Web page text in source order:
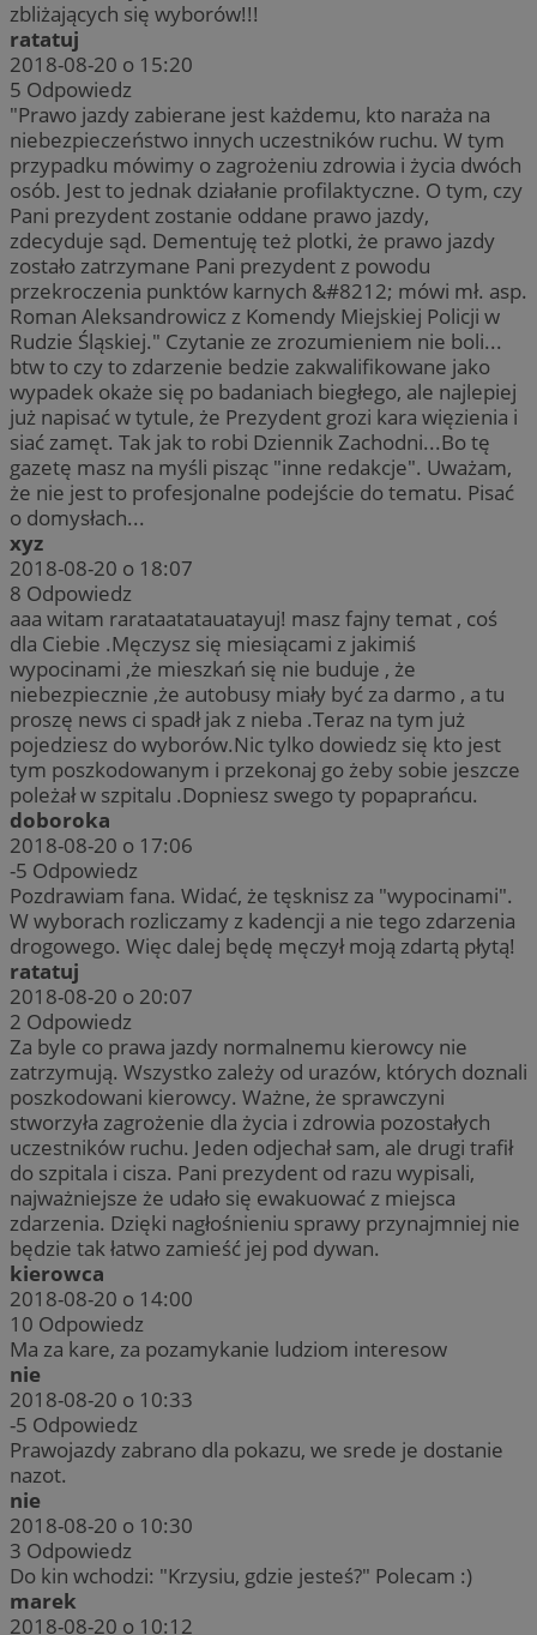
zbliżających się wyborów!!!
ratatuj
2018-08-20 o 15:20
5 Odpowiedz
"Prawo jazdy zabierane jest każdemu, kto naraża na
niebezpieczeństwo innych uczestników ruchu. W tym
przypadku mówimy o zagrożeniu zdrowia i życia dwóch
osób. Jest to jednak działanie profilaktyczne. O tym, czy
Pani prezydent zostanie oddane prawo jazdy,
zdecyduje sąd. Dementuję też plotki, że prawo jazdy
zostało zatrzymane Pani prezydent z powodu
przekroczenia punktów karnych &#8212; mówi mł. asp.
Roman Aleksandrowicz z Komendy Miejskiej Policji w
Rudzie Śląskiej." Czytanie ze zrozumieniem nie boli...
btw to czy to zdarzenie bedzie zakwalifikowane jako
wypadek okaże się po badaniach biegłego, ale najlepiej
już napisać w tytule, że Prezydent grozi kara więzienia i
siać zamęt. Tak jak to robi Dziennik Zachodni...Bo tę
gazetę masz na myśli pisząc "inne redakcje". Uważam,
że nie jest to profesjonalne podejście do tematu. Pisać
o domysłach...
xyz
2018-08-20 o 18:07
8 Odpowiedz
aaa witam rarataatatauatayuj! masz fajny temat , coś
dla Ciebie .Męczysz się miesiącami z jakimiś
wypocinami ,że mieszkań się nie buduje , że
niebezpiecznie ,że autobusy miały być za darmo , a tu
proszę news ci spadł jak z nieba .Teraz na tym już
pojedziesz do wyborów.Nic tylko dowiedz się kto jest
tym poszkodowanym i przekonaj go żeby sobie jeszcze
poleżał w szpitalu .Dopniesz swego ty popaprańcu.
doboroka
2018-08-20 o 17:06
-5 Odpowiedz
Pozdrawiam fana. Widać, że tęsknisz za "wypocinami".
W wyborach rozliczamy z kadencji a nie tego zdarzenia
drogowego. Więc dalej będę męczył moją zdartą płytą!
ratatuj
2018-08-20 o 20:07
2 Odpowiedz
Za byle co prawa jazdy normalnemu kierowcy nie
zatrzymują. Wszystko zależy od urazów, których doznali
poszkodowani kierowcy. Ważne, że sprawczyni
stworzyła zagrożenie dla życia i zdrowia pozostałych
uczestników ruchu. Jeden odjechał sam, ale drugi trafił
do szpitala i cisza. Pani prezydent od razu wypisali,
najważniejsze że udało się ewakuować z miejsca
zdarzenia. Dzięki nagłośnieniu sprawy przynajmniej nie
będzie tak łatwo zamieść jej pod dywan.
kierowca
2018-08-20 o 14:00
10 Odpowiedz
Ma za kare, za pozamykanie ludziom interesow
nie
2018-08-20 o 10:33
-5 Odpowiedz
Prawojazdy zabrano dla pokazu, we srede je dostanie
nazot.
nie
2018-08-20 o 10:30
3 Odpowiedz
Do kin wchodzi: "Krzysiu, gdzie jesteś?" Polecam :)
marek
2018-08-20 o 10:12